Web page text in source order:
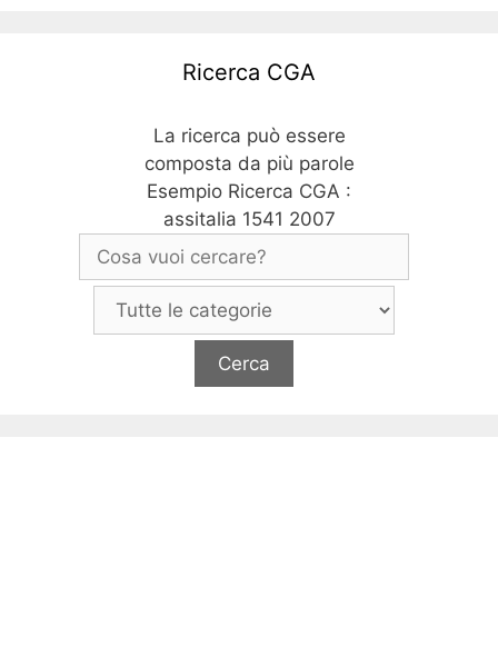
Ricerca CGA
La ricerca può essere
composta da più parole
Esempio Ricerca CGA :
assitalia 1541 2007